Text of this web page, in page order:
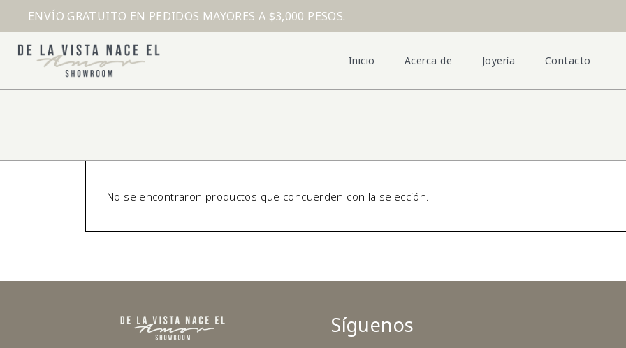
ENVÍO GRATUITO EN PEDIDOS MAYORES A $3,000 PESOS.
Inicio Acerca de Joyería Contacto
No se encontraron productos que concuerden con la selección.
Síguenos